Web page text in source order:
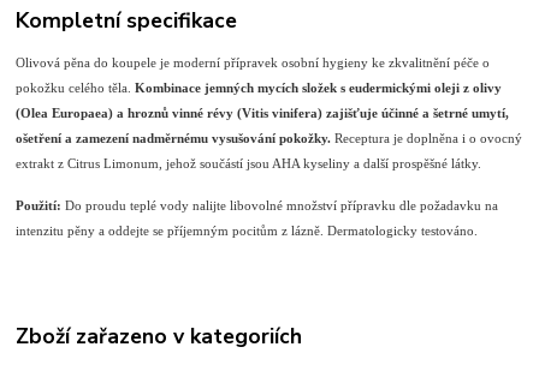
Kompletní specifikace
Olivová pěna do koupele je moderní přípravek osobní hygieny ke zkvalitnění péče o
pokožku celého těla.Kombinace jemných mycích složek s eudermickými oleji z olivy
(Olea Europaea) a hroznů vinné révy (Vitis vinifera) zajišťuje účinné a šetrné umytí,
ošetření a zamezení nadměrnému vysušování pokožky. Receptura je doplněna i o ovocný
extrakt z Citrus Limonum, jehož součástí jsou AHA kyseliny a další prospěšné látky.
Použití: Do proudu teplé vody nalijte libovolné množství přípravku dle požadavku na
intenzitu pěny a oddejte se příjemným pocitům z lázně. Dermatologicky testováno.
Zboží zařazeno v kategoriích